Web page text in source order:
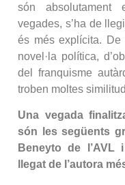
són absolutament
vegades, s’ha de
és més explícita. De
novel·la política,
del franquisme
troben moltes
Una vegada
són les següents
Beneyto de l’AVL
llegat de l’autora